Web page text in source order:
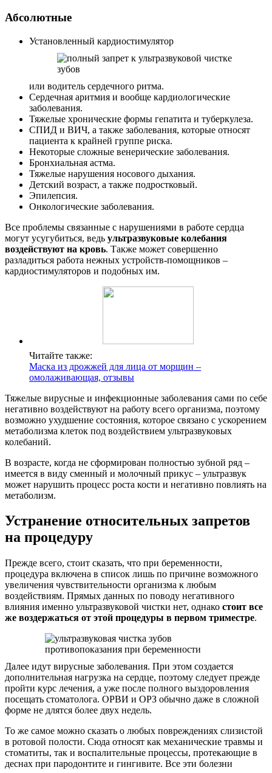
Абсолютные
Установленный кардиостимулятор
или водитель сердечного ритма.
Сердечная аритмия и вообще кардиологические
заболевания.
Тяжелые хронические формы гепатита и туберкулеза.
СПИД и ВИЧ, а также заболевания, которые относят
пациента к крайней группе риска.
Некоторые сложные венерические заболевания.
Бронхиальная астма.
Тяжелые нарушения носового дыхания.
Детский возраст, а также подростковый.
Эпилепсия.
Онкологические заболевания.
Все проблемы связанные с нарушениями в работе сердца
могут усугубиться, ведь ультразвуковые колебания
воздействуют на кровь. Также может совершенно
разладиться работа нежных устройств-помощников –
кардиостимуляторов и подобных им.
Читайте также:
Маска из дрожжей для лица от морщин –
омолаживающая, отзывы
Тяжелые вирусные и инфекционные заболевания сами по себе
негативно воздействуют на работу всего организма, поэтому
возможно ухудшение состояния, которое связано с ускорением
метаболизма клеток под воздействием ультразвуковых
колебаний.
В возрасте, когда не сформирован полностью зубной ряд –
имеется в виду сменный и молочный прикус – ультразвук
может нарушить процесс роста кости и негативно повлиять на
метаболизм.
Устранение относительных запретов
на процедуру
Прежде всего, стоит сказать, что при беременности,
процедура включена в список лишь по причине возможного
увеличения чувствительности организма к любым
воздействиям. Прямых данных по поводу негативного
влияния именно ультразвуковой чистки нет, однако стоит все
же воздержаться от этой процедуры в первом триместре.
Далее идут вирусные заболевания. При этом создается
дополнительная нагрузка на сердце, поэтому следует прежде
пройти курс лечения, а уже после полного выздоровления
посещать стоматолога. ОРВИ и ОРЗ обычно даже в сложной
форме не длятся более двух недель.
То же самое можно сказать о любых повреждениях слизистой
в ротовой полости. Сюда относят как механические травмы и
стоматиты, так и воспалительные процессы, протекающие в
деснах при пародонтите и гингивите. Все эти болезни